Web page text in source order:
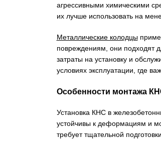
агрессивными химическими
их лучше использовать на
Металлические колодцы
повреждениям, они подходят
затраты на установку и
условиях эксплуатации, где
Особенности монтажа
Установка КНС в
устойчивы к деформациям и
требует тщательной